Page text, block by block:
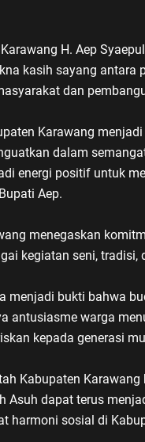
H. Aep
kasih sayang antara
dan
Karawang
dalam
energi positif untuk
Aep.
menegaskan
kegiatan seni,
menjadi bukti bahwa
antusiasme warga
kepada generasi
Kabupaten
Asuh dapat terus
harmoni sosial di